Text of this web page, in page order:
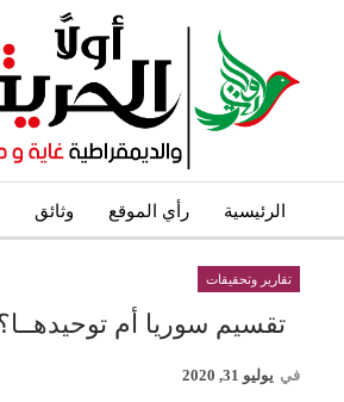
الرئيسية رأي الموقع وثائق
تقارير وتحقيقات
تقسيم سوريا أم
في يوليو 31, 2020